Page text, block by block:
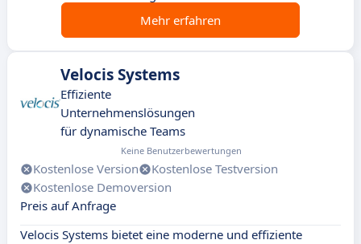
Mehr erfahren
Velocis Systems
Effiziente
Unternehmenslösungen
für dynamische Teams
Keine Benutzerbewertungen
Kostenlose Version
Kostenlose Testversion
Kostenlose Demoversion
Preis auf Anfrage
Velocis Systems bietet eine moderne und effiziente